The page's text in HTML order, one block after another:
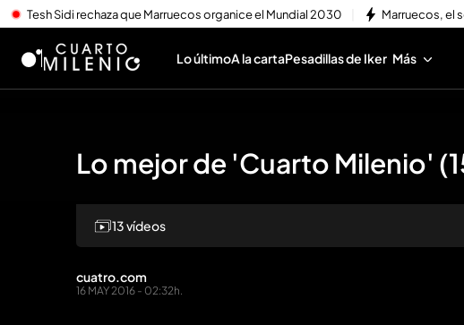
Tesh Sidi rechaza que Marruecos organice el Mundial 2030 Marruecos, el
Lo últimoA la cartaPesadillas de Iker Más
Lo mejor de 'Cuarto Milenio'
13 vídeos
cuatro.com
16 MAY 2016 - 02:32h.